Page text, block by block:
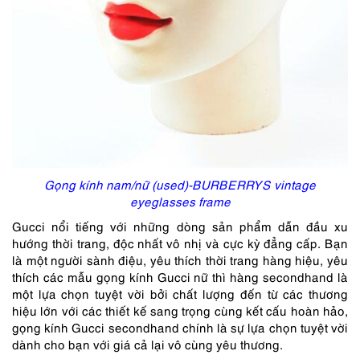
Gọng kính nam/nữ (used)-BURBERRYS vintage
eyeglasses frame
Gucci nổi tiếng với những dòng sản phẩm dẫn đầu xu
hướng thời trang, độc nhất vô nhị và cực kỳ đẳng cấp. Bạn
là một người sành điệu, yêu thích thời trang hàng hiệu, yêu
thích các mẫu gọng kính Gucci nữ thì hàng secondhand là
một lựa chọn tuyệt vời bởi chất lượng đến từ các thương
hiệu lớn với các thiết kế sang trọng cùng kết cấu hoàn hảo,
gọng kính Gucci secondhand chính là sự lựa chọn tuyệt vời
dành cho bạn với giá cả lại vô cùng yêu thương.